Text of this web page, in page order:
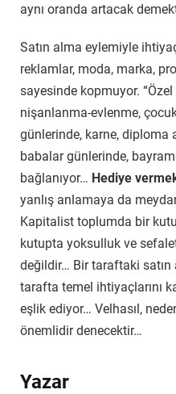
aynı oranda artacak
Satın alma eylemiyle
reklamlar, moda, marka,
sayesinde kopmuyor.
nişanlanma-evlenme,
günlerinde, karne, diploma
babalar günlerinde,
bağlanıyor… Hediye
yanlış anlamaya da
Kapitalist toplumda bir
kutupta yoksulluk ve
değildir… Bir taraftaki satın
tarafta temel ihtiyaçlarını
eşlik ediyor… Velhasıl,
önemlidir denecektir…
Yazar